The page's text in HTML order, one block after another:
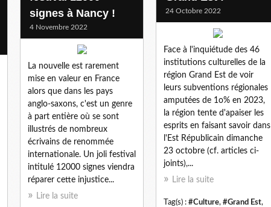
signes à Nancy !
4 Novembre 2022
La nouvelle est rarement
mise en valeur en France
alors que dans les pays
anglo-saxons, c'est un genre
à part entière où se sont
illustrés de nombreux
écrivains de renommée
internationale. Un joli festival
intitulé 12000 signes viendra
réparer cette injustice...
Lire la suite
24 Octobre 2022
Face à l'inquiétude des 46
institutions culturelles de la
région Grand Est de voir
leurs subventions régionales
amputées de 1o% en 2023,
la région tente d'apaiser les
esprits en faisant savoir dans
l'Est Républicain dimanche
23 octobre (cf. articles ci-
joints),...
Lire la suite
Tag(s) : #Culture, #Grand Est,